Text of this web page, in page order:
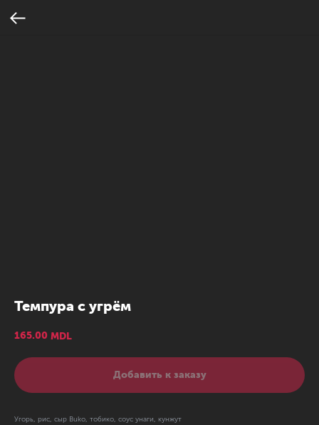
Темпура с угрём
165.00 MDL
Добавить к заказу
Угорь, рис, сыр Buko, тобико, соус унаги, кунжут